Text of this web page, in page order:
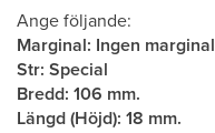
Ange följande:
Marginal: Ingen marginal
Str: Special
Bredd: 106 mm.
Längd (Höjd): 18 mm.